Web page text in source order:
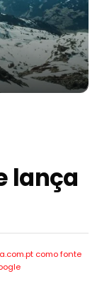
lança
comofonte